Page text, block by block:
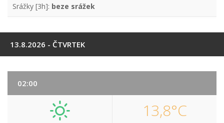
Srážky [3h]: beze srážek
13.8.2026 - ČTVRTEK
02:00
13,8°C